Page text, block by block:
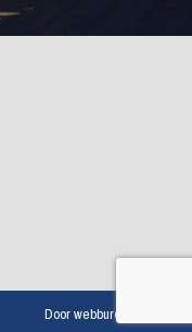
Door webbureau Antum